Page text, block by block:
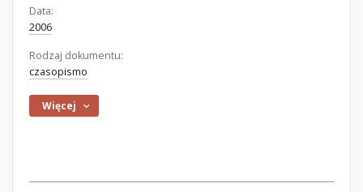
Data:
2006
Rodzaj dokumentu:
czasopismo
Więcej